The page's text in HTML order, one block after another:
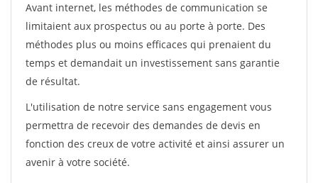
Avant internet, les méthodes de communication se
limitaient aux prospectus ou au porte à porte. Des
méthodes plus ou moins efficaces qui prenaient du
temps et demandait un investissement sans garantie
de résultat.
L'utilisation de notre service sans engagement vous
permettra de recevoir des demandes de devis en
fonction des creux de votre activité et ainsi assurer un
avenir à votre société.